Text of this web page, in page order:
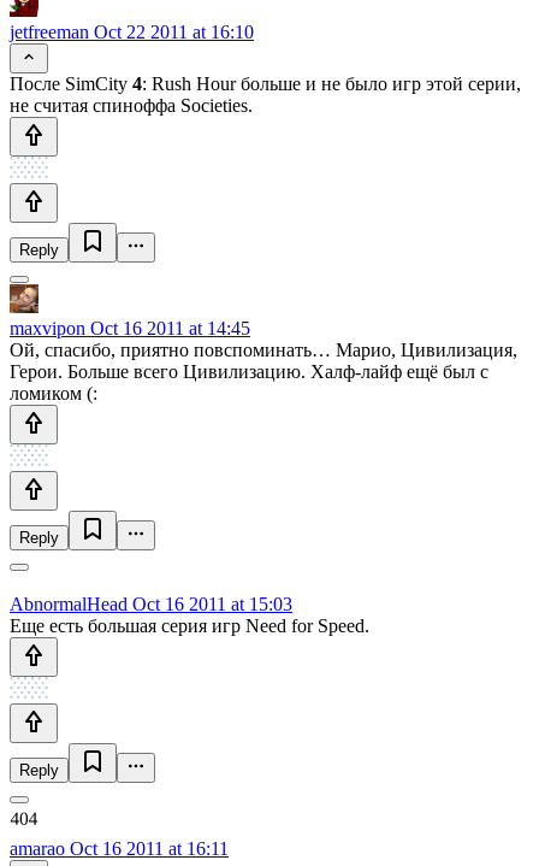
jetfreeman Oct 22 2011 at 16:10
После SimCity 4: Rush Hour больше и не было игр этой серии,
не считая спиноффа Societies.
Reply
maxvipon Oct 16 2011 at 14:45
Ой, спасибо, приятно повспоминать… Марио, Цивилизация,
Герои. Больше всего Цивилизацию. Халф-лайф ещё был с
ломиком (:
Reply
AbnormalHead Oct 16 2011 at 15:03
Еще есть большая серия игр Need for Speed.
Reply
amarao Oct 16 2011 at 16:11